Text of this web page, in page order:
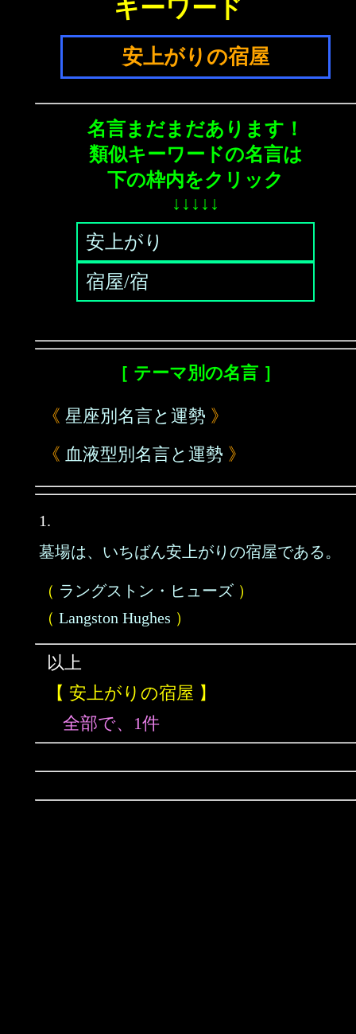
キーワード
安上がりの宿屋
名言まだまだあります！
類似キーワードの名言は
下の枠内をクリック
↓↓↓↓↓
安上がり
宿屋/宿
［ テーマ別の名言 ］
《 星座別名言と運勢 》
《 血液型別名言と運勢 》
1.
墓場は、いちばん安上がりの宿屋である。
（ ラングストン・ヒューズ ）
（ Langston Hughes ）
以上
【 安上がりの宿屋 】
全部で、1件